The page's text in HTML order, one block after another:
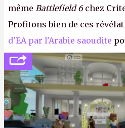
même Battlefield 6chez
Profitons bien de ces
d'EA par l'Arabie saoudite
société privée, l'éditeur
l'obligation de publier ses
victoire pour la